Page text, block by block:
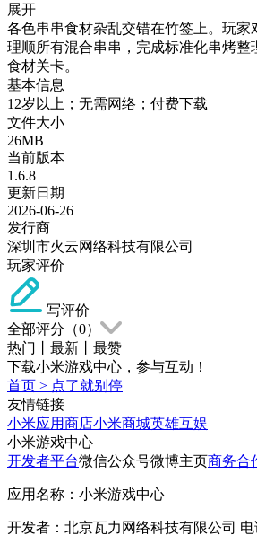
展开
各色串串食材杂乱交错在竹签上。玩家
理顺所有混合串串，完成标准化串烤整
食材关卡。
基本信息
12岁以上；无需网络；付费下载
文件大小
26MB
当前版本
1.6.8
更新日期
2026-06-26
发行商
深圳市火云网络科技有限公司
玩家评价
写评价
全部评分（0）
热门
最新
最赞
下载小米游戏中心，参与互动！
首页 > 点了就别停
友情链接
小米应用商店小米商城英雄互娱
小米游戏中心
开发者平台微信公众号微博主页商务合
应用名称：小米游戏中心
开发者：北京瓦力网络科技有限公司 电